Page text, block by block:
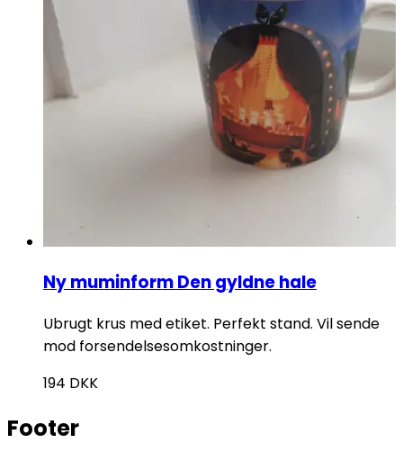
Ny muminform Den gyldne hale
Ubrugt krus med etiket. Perfekt stand. Vil sende
mod forsendelsesomkostninger.
194 DKK
Footer